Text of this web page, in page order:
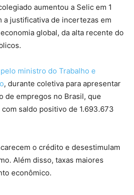
aumentou a Selic em 1
a justificativa de incertezas em
global, da alta recente do
ministro do Trabalho e
, durante coletiva para apresentar
de empregos no Brasil, que
saldo positivo de 1.693.673
o crédito e desestimulam
Além disso, taxas maiores
econômico.